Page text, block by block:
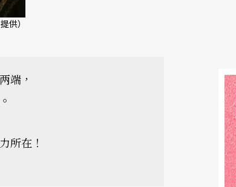
供）
端，
所在！